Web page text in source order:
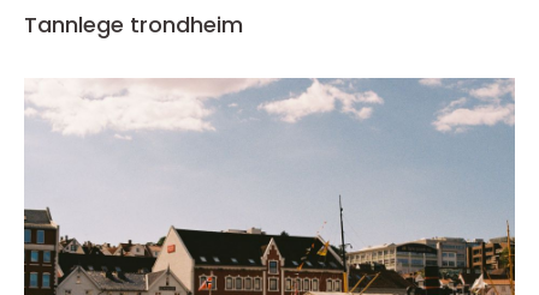
Tannlege trondheim